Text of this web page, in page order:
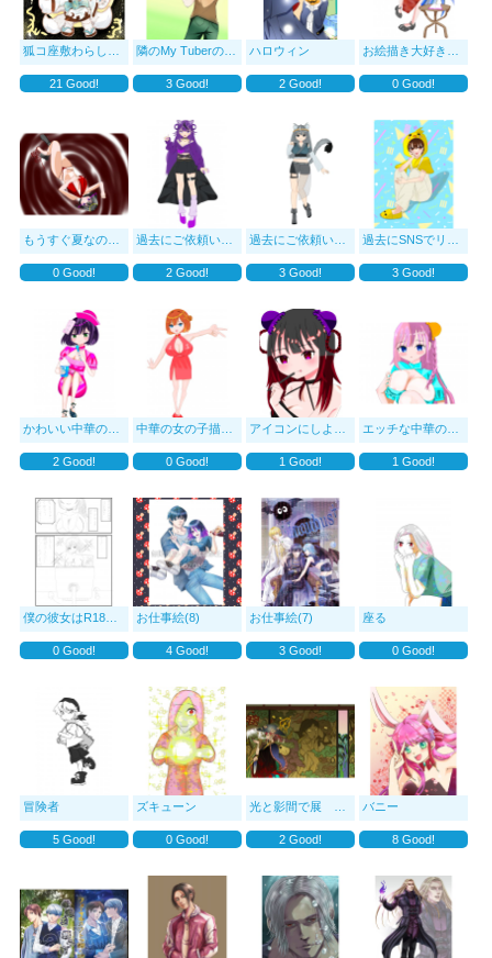
狐コ座敷わらし！シロハ
21 Good!
隣のMy Tuberの戸神です！！
3Good!
ハロウィン
2Good!
お絵描き大好き中華女
0Good!
もうすぐ夏なので水着の絵を描きました！！
0Good!
過去にご依頼いただいた立ち絵
2Good!
過去にご依頼いただいた立ち絵
3Good!
過去にSNSでリクエス
3Good!
かわいい中華の女の子描きました
2Good!
中華の女の子描きました！！
0Good!
アイコンにしようと思って描いた絵です！
1 Good!
エッチな中華の女の子
1 Good!
僕の彼女はR18ライバーでした・・・
0Good!
お仕事絵(8)
4Good!
お仕事絵(7)
3Good!
座る
0Good!
冒険者
5Good!
ズキューン
0Good!
光と影間で展 イラスト3【交わる視線】
2Good!
バニー
8Good!